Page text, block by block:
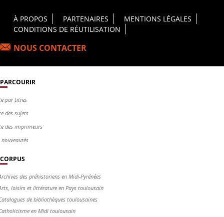
Footer Principal
À PROPOS PARTENAIRES
MENTIONS LÉGALES
CONDITIONS DE RÉUTILISATION
NOUS CONTACTER
PARCOURIR
par titres
des sujets
des imprimeurs
nouveautés
CORPUS
des préhistoriens en Midi-Pyrénées
loisirs et littérature en Pays toulousain
de bibliothèques toulousaines
en Midi toulousain